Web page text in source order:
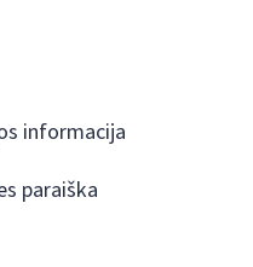
informacija
paraiška